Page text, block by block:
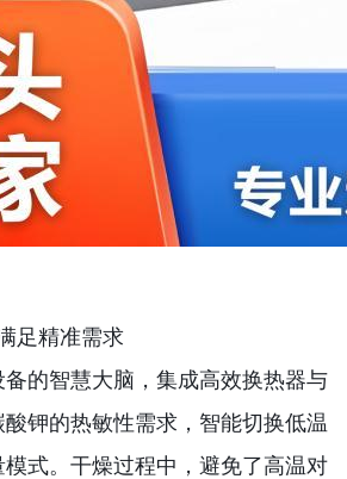
足精准需求
的智慧大脑，集成高效换热器与
钾的热敏性需求，智能切换低温
式。干燥过程中，避免了高温对